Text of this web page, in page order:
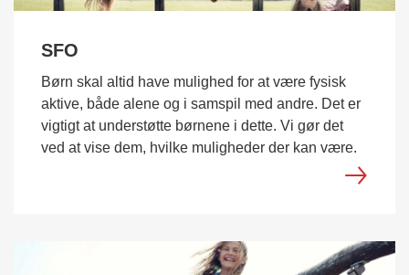
SFO
Børn skal altid have mulighed for at være fysisk
aktive, både alene og i samspil med andre. Det er
vigtigt at understøtte børnene i dette. Vi gør det
ved at vise dem, hvilke muligheder der kan være.